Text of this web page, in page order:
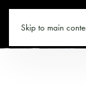
Skip to main
WANDERN.CO